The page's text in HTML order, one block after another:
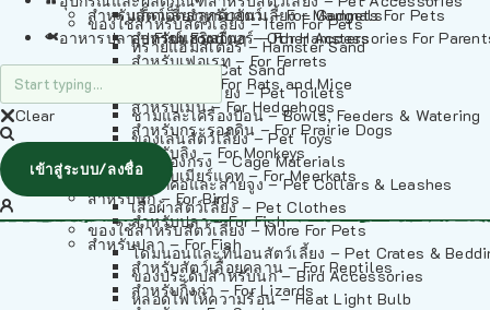
ของใช้สำหรับสัตว์เลี้ยง – Item For Pets
ทรายแฮมสเตอร์ – Hamster Sand
ทรายแมว – Cat Sand
ห้องน้ำสัตว์เลี้ยง – Pet Toilets
ชามและเครื่องป้อน – Bowls, Feeders & Watering
ของเล่นสัตว์เลี้ยง – Pet Toys
วัสดุรองกรง – Cage Materials
ปลอกคอและสายจูง – Pet Collars & Leashes
เสื้อผ้าสัตว์เลี้ยง – Pet Clothes
ของใช้สำหรับสัตว์เลี้ยง – More For Pets
โดมนอนและที่นอนสัตว์เลี้ยง – Pet Crates &
ของประดับสำหรับนก – Bird Accessories
หลอดไฟให้ความร้อน – Heat Light Bulb
แก็ดเจ็ตสำหรับสัตว์เลี้ยง – Gadgets For Pets
อุปกรณ์เสริมอื่นๆ – Other Accessories For
สำหรับสัตว์เลี้ยงลูกด้วยนม – For Mammals
สำหรับแฮมสเตอร์ – For Hamsters
สำหรับเฟอเรท – For Ferrets
สำหรับหนู – For Rats and Mice
สำหรับเม่น – For Hedgehogs
สำหรับกระรอกดิน – For Prairie Dogs
สำหรับลิง – For Monkeys
สำหรับเมียร์แคท – For Meerkats
สำหรับนก – For Birds
สำหรับปลา – For Fish
สำหรับปลา – For Fish
สำหรับสัตว์เลื้อยคลาน – For Reptiles
สำหรับกิ้งก่า – For Lizards
อาหารปลา – Fish Food
Clear
เข้าสู่ระบบ/ลงชื่อ